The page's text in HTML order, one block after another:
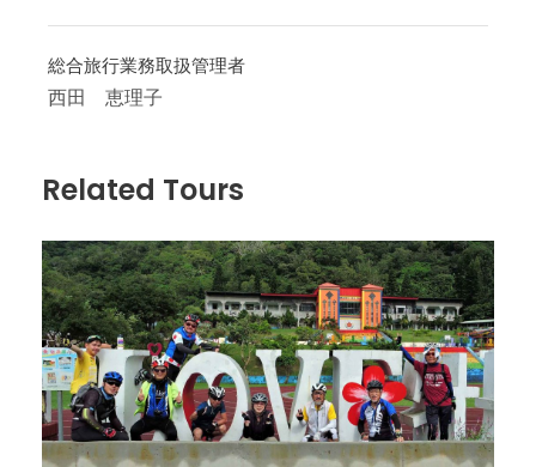
総合旅行業務取扱管理者
西田 恵理子
Related Tours